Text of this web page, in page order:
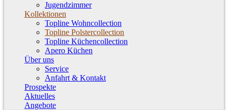
Jugendzimmer
Kollektionen
Topline Wohncollection
Topline Polstercollection
Topline Küchencollection
Apero Küchen
Über uns
Service
Anfahrt & Kontakt
Prospekte
Aktuelles
Angebote